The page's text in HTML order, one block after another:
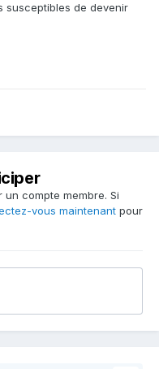
susceptibles de devenir
compte membre. Si
vous maintenant pour